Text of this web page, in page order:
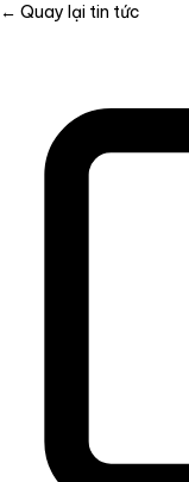
← Quay lại tin tức